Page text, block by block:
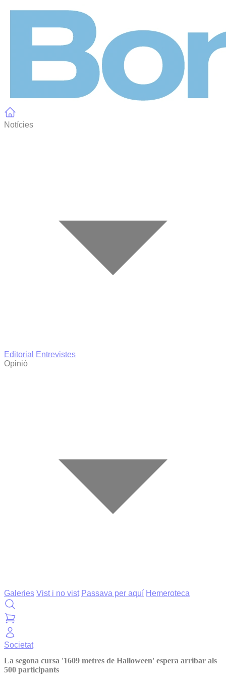
Notícies
Editorial
Entrevistes
Opinió
Galeries Vist i no vist Passava per aquí Hemeroteca
Societat
La segona cursa '1609 metres de Halloween' espera arribar als
500 participants